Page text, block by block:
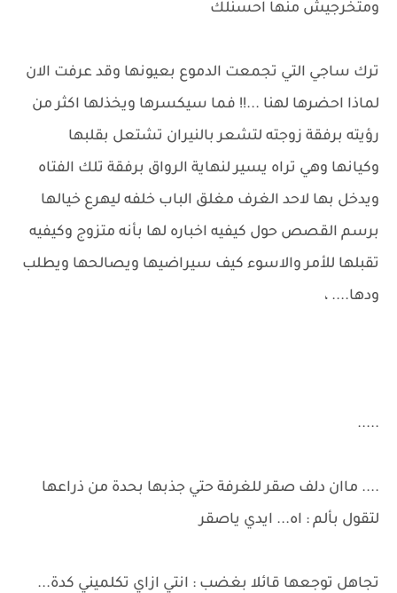
ومتخرجيش منها احسنلك
ترك ساجي التي تجمعت الدموع بعيونها وقد عرفت الان
لماذا احضرها لهنا ...!! فما سيكسرها ويخذلها اكثر من
رؤيته برفقة زوجته لتشعر بالنيران تشتعل بقلبها
وكيانها وهي تراه يسير لنهاية الرواق برفقة تلك الفتاه
ويدخل بها لاحد الغرف مغلق الباب خلفه ليهرع خيالها
برسم القصص حول كيفيه اخباره لها بأنه متزوج وكيفيه
تقبلها للأمر والاسوء كيف سيراضيها ويصالحها ويطلب
ودها.... ،
.....
.... ماان دلف صقر للغرفة حتي جذبها بحدة من ذراعها
لتقول بألم : اه... ايدي ياصقر
تجاهل توجعها قائلا بغضب : انتي ازاي تكلميني كدة...